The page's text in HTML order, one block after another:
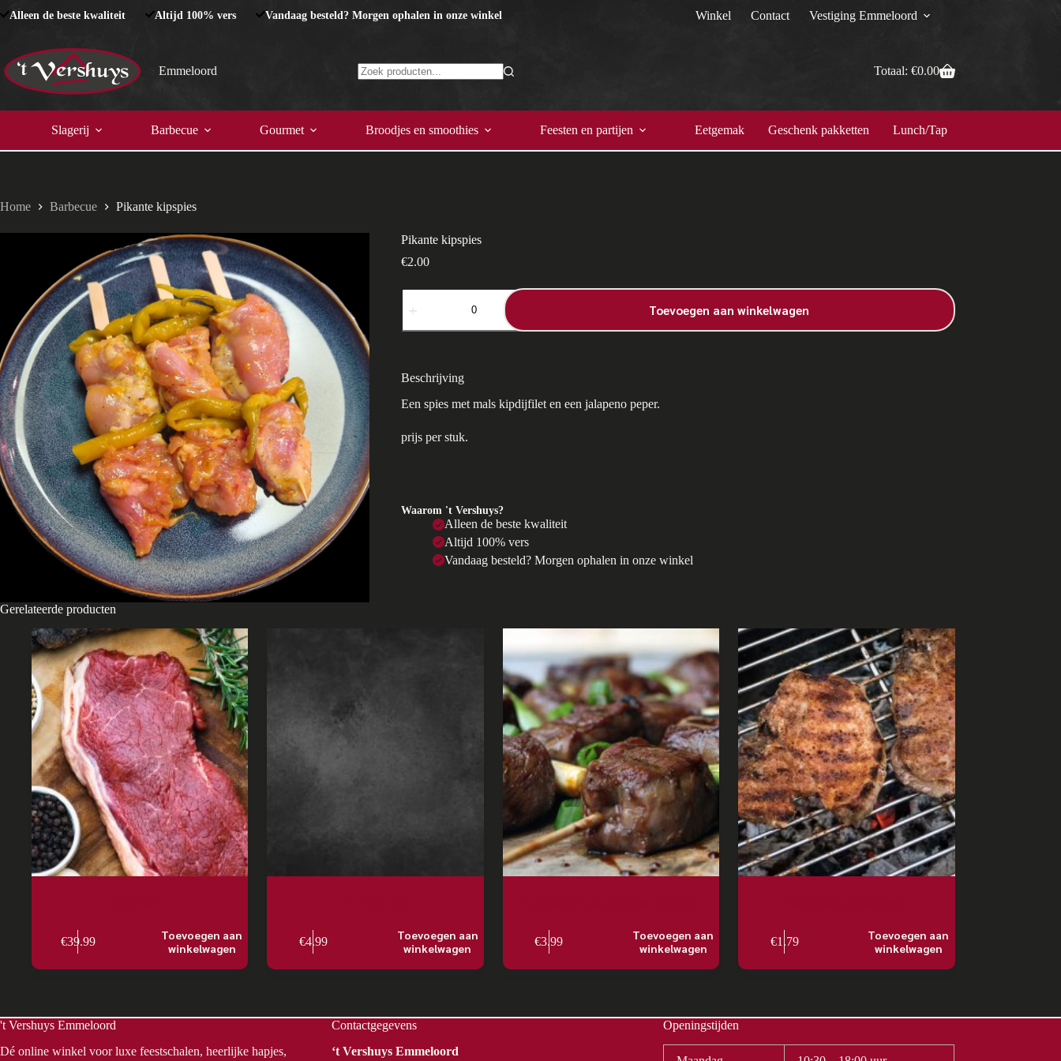
naarAlleen de beste kwaliteit Altijd 100% vers Vandaag besteld? Morgen ophalen in onze winkel Winkel Contact Vestiging Emmeloord
Emmeloord
Totaal: €0.00
Slagerij Barbecue Gourmet Broodjes en smoothies Feesten en partijen Eetgemak Geschenk pakketten Lunch/Tapas
Home Barbecue Pikante kipspies
Pikante kipspies
€2.00
Pikante
kipspies
Toevoegen aan winkelwagen
Beschrijving
Een spies met mals kipdijfilet en een jalapeno peper.
prijs per stuk.
Waarom 't Vershuys?
Alleen de beste kwaliteit
Altijd 100% vers
Vandaag besteld? Morgen ophalen in onze winkel
Gerelateerde producten
€39.99
Toevoegen aan
winkelwagen
€4.99
Toevoegen aan
winkelwagen
€3.99
Toevoegen aan
winkelwagen
€1.79
Toevoegen aan
winkelwagen
't Vershuys Emmeloord
Dé online winkel voor luxe feestschalen, heerlijke hapjes,
Contactgegevens
‘t Vershuys Emmeloord
Openingstijden